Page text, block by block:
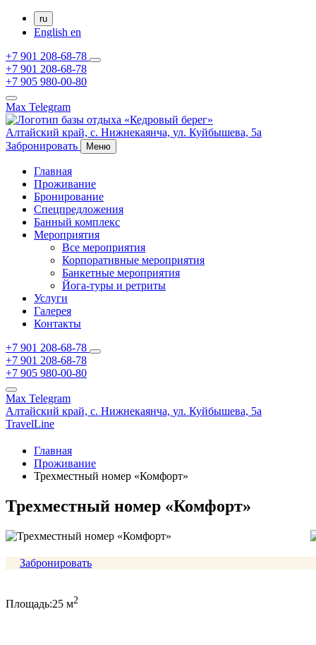
ru
English en
+7 901 208-68-78
+7 901 208-68-78
+7 905 980-00-80
Max Telegram
Алтайский край, с. Нижнекаянча, ул. Куйбышева, 5а
Забронировать
Меню
Главная
Проживание
Бронирование
Спецпредложения
Банный комплекс
Мероприятия
Все мероприятия
Корпоративные мероприятия
Банкетные мероприятия
Йога-туры и ретриты
Услуги
Галерея
Контакты
+7 901 208-68-78
+7 901 208-68-78
+7 905 980-00-80
Max Telegram
Алтайский край, с. Нижнекаянча, ул. Куйбышева, 5а
TravelLine
Главная
Проживание
Трехместный номер «Комфорт»
Трехместный номер «Комфорт»
Площадь:25 м2
Забронировать